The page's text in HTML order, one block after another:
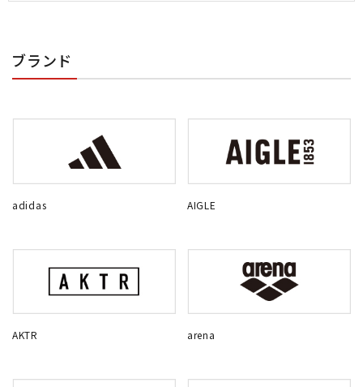
ブランド
adidas AIGLE
AKTR arena